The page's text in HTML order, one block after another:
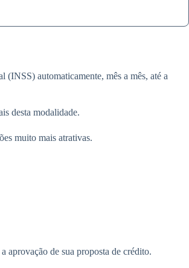
automaticamente, mês a mês, até a
desta modalidade.
muito mais atrativas.
aprovação de sua proposta de crédito.